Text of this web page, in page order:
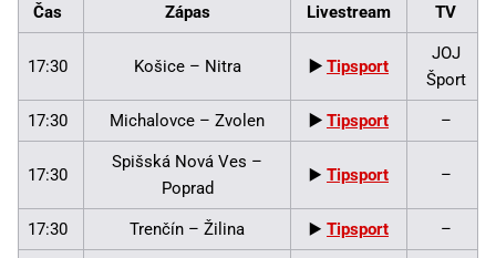
Čas Zápas Livestream TV
17:30 Košice – Nitra ▶️ Tipsport
JOJ
Šport
17:30 Michalovce – Zvolen ▶️ Tipsport –
17:30
Spišská Nová Ves –
Poprad
▶️ Tipsport –
17:30 Trenčín – Žilina ▶️ Tipsport –